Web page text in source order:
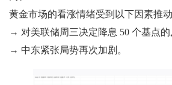
黄金市场的看涨情绪受到以下因素推动
→ 对美联储周三决定降息 50 个基点的
→ 中东紧张局势再次加剧。